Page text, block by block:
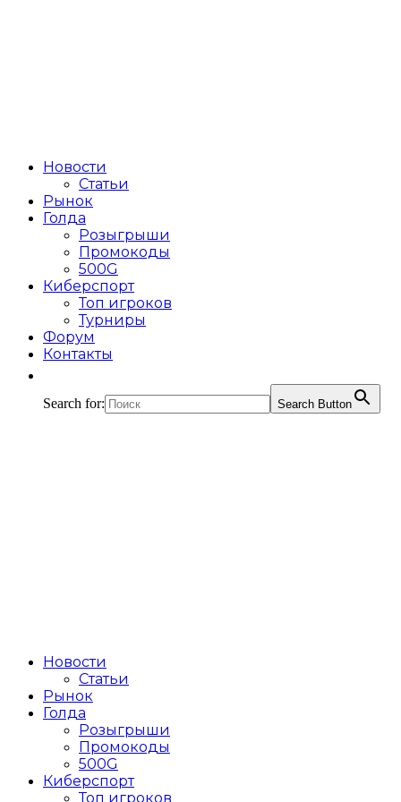
Новости
Статьи
Рынок
Голда
Розыгрыши
Промокоды
500G
Киберспорт
Топ игроков
Турниры
Форум
Контакты
Search for: Search Button
Новости
Статьи
Рынок
Голда
Розыгрыши
Промокоды
500G
Киберспорт
Топ игроков